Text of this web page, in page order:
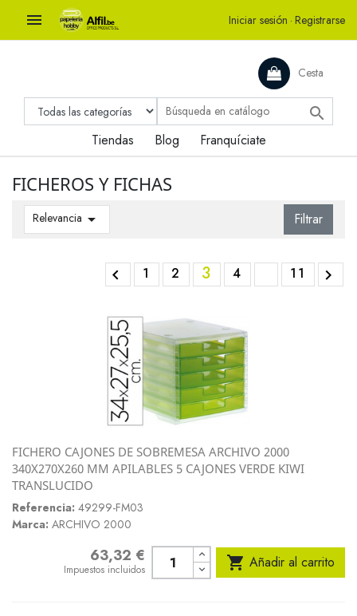
 Iniciar sesión · Registrarse
Cesta

Tiendas Blog Franquíciate
FICHEROS Y FICHAS
Relevancia  Filtrar
 1 2 3 4 11 
FICHERO CAJONES DE SOBREMESA ARCHIVO 2000
340X270X260 MM APILABLES 5 CAJONES VERDE KIWI
TRANSLUCIDO
Referencia: 49299-FM03
Marca: ARCHIVO 2000
Precio63,32 €
Impuestos incluidos  Añadir al carrito